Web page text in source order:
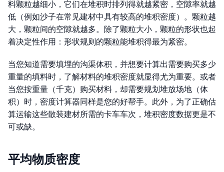
料颗粒越细小，它们在堆积时排列得就越紧密，空隙率就越
低（例如沙子在常见建材中具有较高的堆积密度）。颗粒越
大，颗粒间的空隙就越多。除了颗粒大小，颗粒的形状也起
着决定性作用：形状规则的颗粒能堆积得最为紧密。
当您知道需要填埋的沟渠体积，并想要计算出需要购买多少
重量的填料时，了解材料的堆积密度就显得尤为重要。或者
当您按重量（千克）购买材料，却需要规划堆放场地（体
积）时，密度计算器同样是您的好帮手。此外，为了正确估
算运输这些散装建材所需的卡车车次，堆积密度数据更是不
可或缺。
平均物质密度